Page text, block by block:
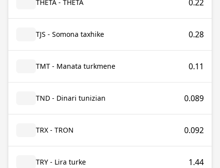
THETA - THETA 0.22
TJS - Somona taxhike 0.28
TMT - Manata turkmene 0.11
TND - Dinari tunizian 0.089
TRX - TRON 0.092
TRY - Lira turke 1.44